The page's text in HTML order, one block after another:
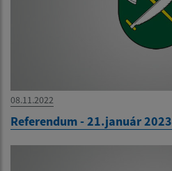
08.11.2022
Referendum - 21.január 2023